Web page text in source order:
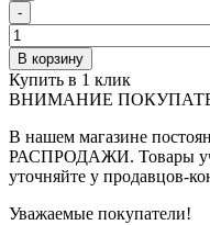
-
В корзину
Купить в 1 клик
ВНИМАНИЕ
В нашем магазине
РАСПРОДАЖИ. Товары
уточняйте у продавцов-
Уважаемые покупатели!